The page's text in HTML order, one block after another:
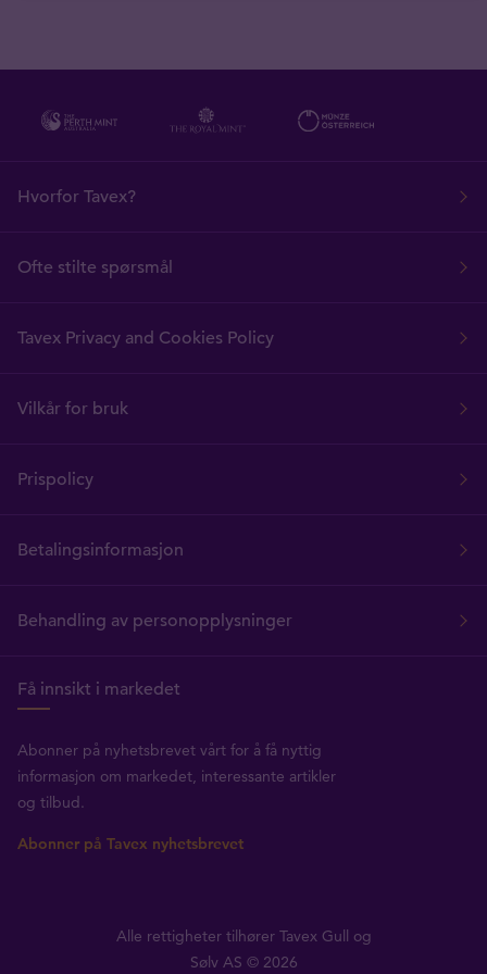
Hvorfor Tavex?
Ofte stilte spørsmål
Tavex Privacy and Cookies Policy
Vilkår for bruk
Prispolicy
Betalingsinformasjon
Behandling av personopplysninger
Få innsikt i markedet
Abonner på nyhetsbrevet vårt for å få nyttig
informasjon om markedet, interessante artikler
og tilbud.
Abonner på Tavex nyhetsbrevet
Alle rettigheter tilhører Tavex Gull og
Sølv AS © 2026